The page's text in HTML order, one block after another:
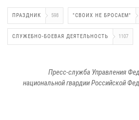
ПРАЗДНИК 598 "СВОИХ НЕ БРОСАЕМ"
СЛУЖЕБНО-БОЕВАЯ ДЕЯТЕЛЬНОСТЬ 1107
Пресс-служба Управления
национальной гвардии Российской